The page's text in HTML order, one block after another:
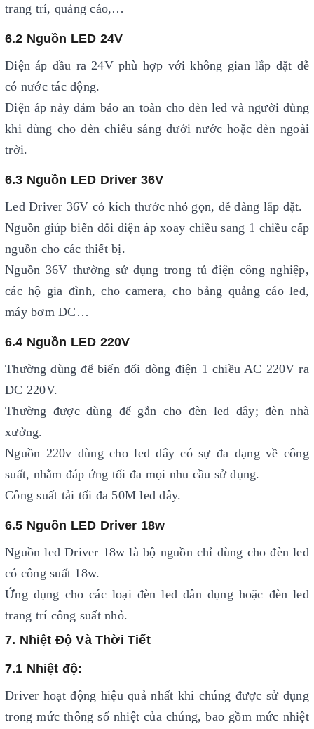
trang trí, quảng cáo,…
6.2 Nguồn LED 24V
Điện áp đầu ra 24V phù hợp với không gian lắp đặt dễ
có nước tác động.
Điện áp này đảm bảo an toàn cho đèn led và người dùng
khi dùng cho đèn chiếu sáng dưới nước hoặc đèn ngoài
trời.
6.3 Nguồn LED Driver 36V
Led Driver 36V có kích thước nhỏ gọn, dễ dàng lắp đặt.
Nguồn giúp biến đổi điện áp xoay chiều sang 1 chiều cấp
nguồn cho các thiết bị.
Nguồn 36V thường sử dụng trong tủ điện công nghiệp,
các hộ gia đình, cho camera, cho bảng quảng cáo led,
máy bơm DC…
6.4 Nguồn LED 220V
Thường dùng để biến đổi dòng điện 1 chiều AC 220V ra
DC 220V.
Thường được dùng để gắn cho đèn led dây; đèn nhà
xưởng.
Nguồn 220v dùng cho led dây có sự đa dạng về công
suất, nhằm đáp ứng tối đa mọi nhu cầu sử dụng.
Công suất tải tối đa 50M led dây.
6.5 Nguồn LED Driver 18w
Nguồn led Driver 18w là bộ nguồn chỉ dùng cho đèn led
có công suất 18w.
Ứng dụng cho các loại đèn led dân dụng hoặc đèn led
trang trí công suất nhỏ.
7. Nhiệt Độ Và Thời Tiết
7.1 Nhiệt độ:
Driver hoạt động hiệu quả nhất khi chúng được sử dụng
trong mức thông số nhiệt của chúng, bao gồm mức nhiệt